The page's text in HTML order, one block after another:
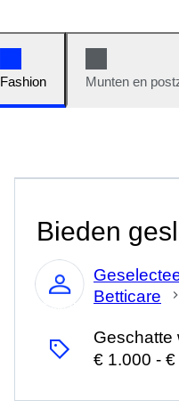
Fashion Munten en
Bieden
Expert
Betticare
Geschatte
€ 1.000 - €